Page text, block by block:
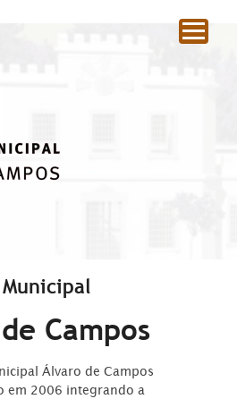
Campos
Álvaro de Campos
em 2006 integrando a